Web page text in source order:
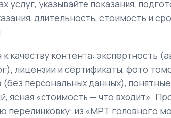
услуг, указывайте показания,
длительность, стоимость и
к качеству контента: экспертность
лицензии и сертификаты, фото
(без персональных данных),
ясная «стоимость — что входит».
перелинковку: из «МРТ головного